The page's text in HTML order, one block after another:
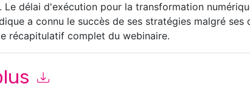
Le délai d'exécution pour la transformation
a connu le succès de ses stratégies malgré ses
récapitulatif complet du webinaire.